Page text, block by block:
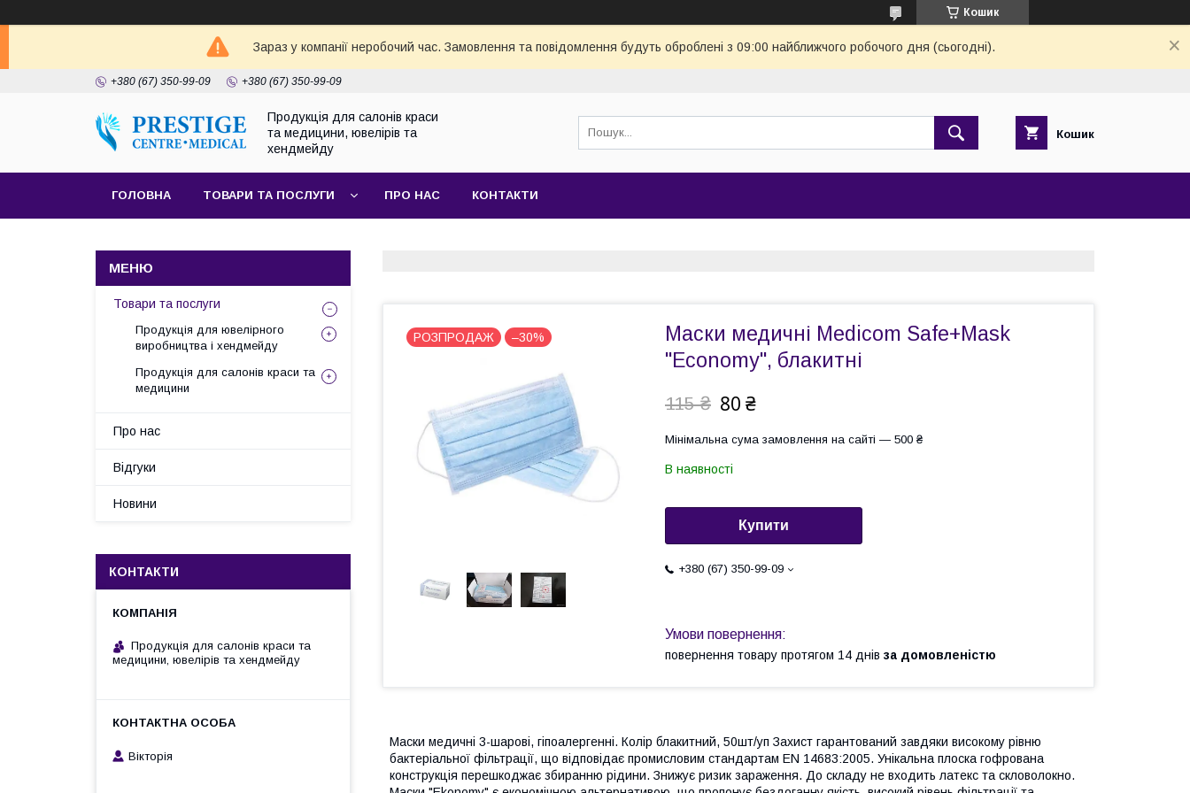
Кошик
Зараз у компанії неробочий час. Замовлення та повідомлення будуть оброблені з 09:00 найближчого робочого дня (сьогодні).
+380 (67) 350-99-09 +380 (67) 350-99-09
Продукція для салонів краси
та медицини, ювелірів та
хендмейду
Кошик
ГОЛОВНА ТОВАРИ ТА ПОСЛУГИ ПРО НАС КОНТАКТИ
РОЗПРОДАЖ –30%
Маски медичні Medicom Safe+Mask
"Eсonomy", блакитні
115 ₴ 80 ₴
Мінімальна сума замовлення на сайті — 500 ₴
В наявності
Купити
+380 (67) 350-99-09
повернення товару протягом 14 днів за домовленістю
Маски медичні 3-шарові, гіпоалергенні. Колір блакитний, 50шт/уп Захист гарантований завдяки високому рівню
бактеріальної фільтрації, що відповідає промисловим стандартам EN 14683:2005. Унікальна плоска гофрована
конструкція перешкоджає збиранню рідини. Знижує ризик зараження. До складу не входить латекс та скловолокно.
Товари та послуги
Продукція для ювелірного
виробництва і хендмейду
Продукція для салонів краси та
медицини
Про нас
Відгуки
Новини
КОНТАКТИ
Продукція для салонів краси та
медицини, ювелірів та хендмейду
Вікторія